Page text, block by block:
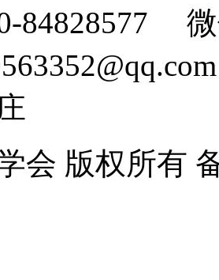
84828577
会 版权所有